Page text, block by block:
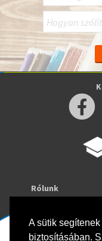
A sütik
biztosításában.
Rólunk